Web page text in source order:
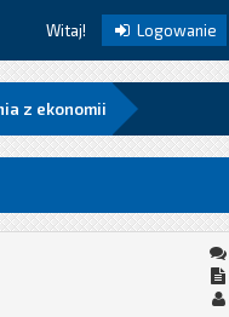
Witaj! Logowanie
z ekonomii